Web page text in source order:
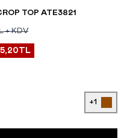
TOP ATE3821
+ KDV
TL
+1